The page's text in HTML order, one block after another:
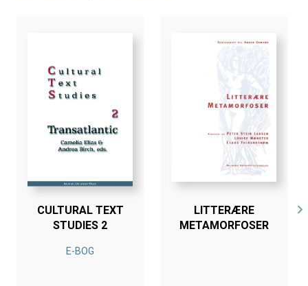
CULTURAL TEXT
STUDIES 2
E-BOG
LITTERÆRE
METAMORFOSER